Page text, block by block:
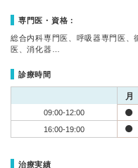
専門医・資格：
総合内科専門医、呼吸器専門医、
医、消化器…
診療時間
月
09:00-12:00
16:00-19:00
治療実績